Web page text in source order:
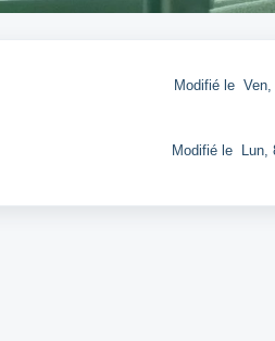
Modifié le Ven,
Modifié le Lun,